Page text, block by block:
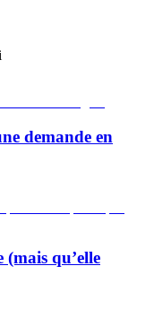
demande en
(mais qu’elle